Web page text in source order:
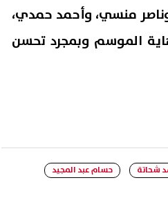
وناصر منسي، وأحمد حمدي،
الموسم وبمجرد تحسن
شحاتة حسام عبد المجيد